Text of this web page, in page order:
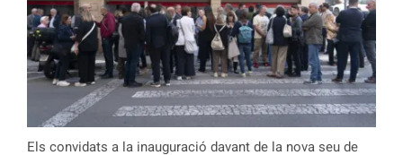
Els convidats a la inauguració davant de la nova seu de